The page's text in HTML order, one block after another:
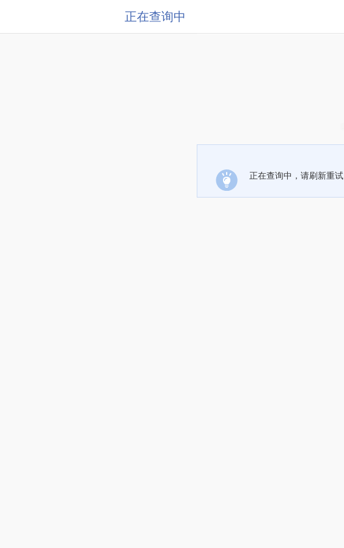
正在查询中
正在查询中，请刷新重试